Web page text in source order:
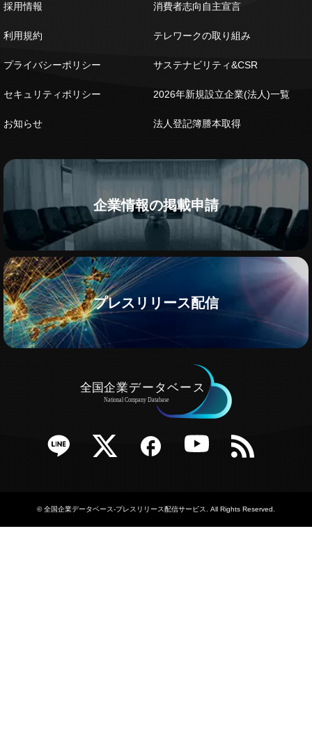
採用情報
利用規約
プライバシーポリシー
セキュリティポリシー
お知らせ
消費者志向自主宣言
テレワークの取り組み
サステナビリティ&CSR
2026年新規設立企業(法人)一覧
法人登記簿謄本取得
企業情報の掲載申請
プレスリリース配信
Twitter Facebook YouTube RSS
©全国企業データベース-プレスリリース配信サービス . All Rights Reserved.